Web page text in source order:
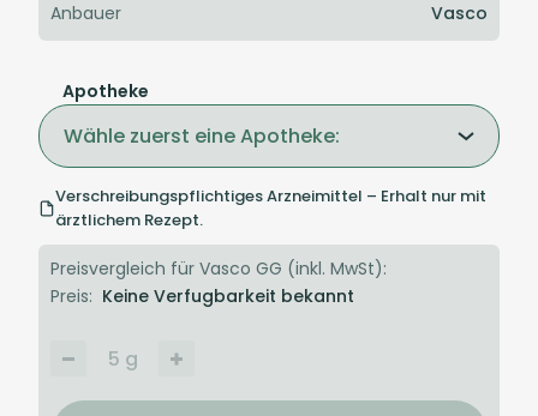
Anbauer
Vasco
Apotheke
Wähle zuerst eine Apotheke:
Verschreibungspflichtiges Arzneimittel – Erhalt nur mit
ärztlichem Rezept.
Preisvergleich für Vasco GG (inkl. MwSt):
Preis: Keine Verfugbarkeit bekannt
5 g